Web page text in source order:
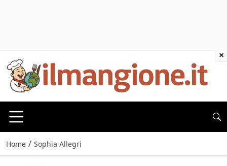
Home / Sophia Allegri
×